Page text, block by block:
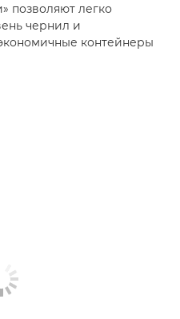
позволяют легко
чернил и
контейнеры